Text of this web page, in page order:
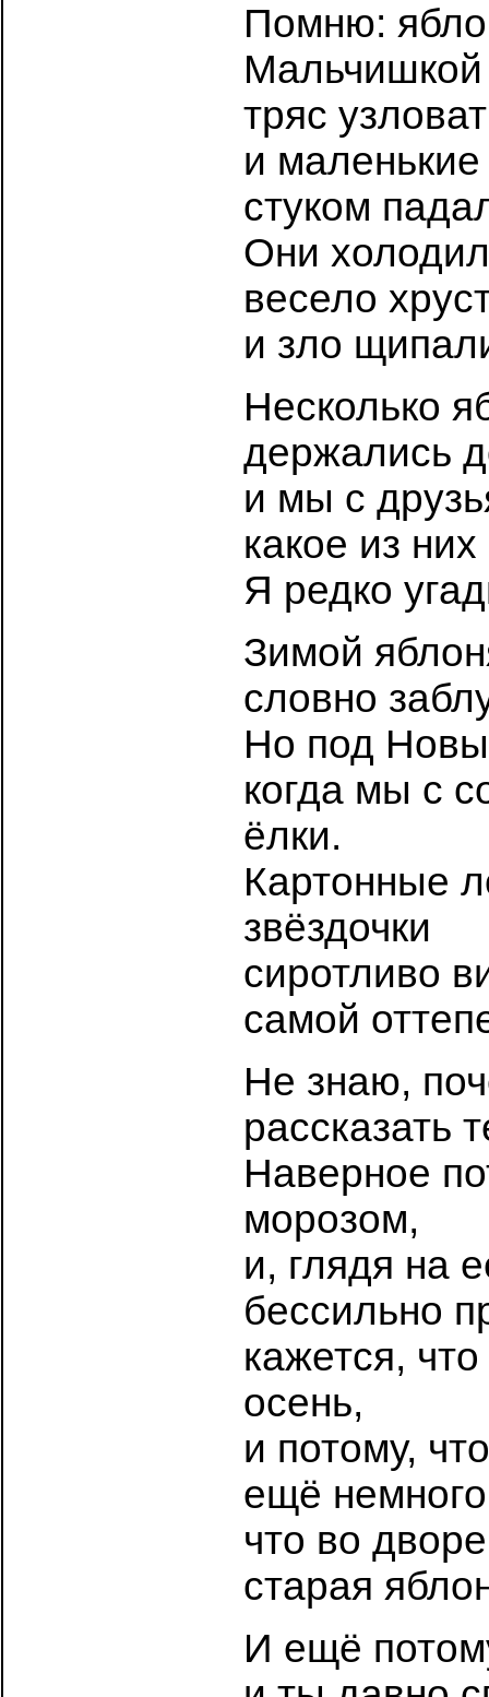
Помню:
Мальчишкой
тряс
и
стуком
Они
весело
и зло
Несколько
держались
и мы с
какое из
Я редко
Зимой
словно
Но под
когда мы с
ёлки.
Картонные
звёздочки
сиротливо
самой
Не знаю,
рассказать
Наверное
морозом,
и, глядя на
бессильно
кажется,
осень,
и потому,
ещё немного
что во
старая
И ещё